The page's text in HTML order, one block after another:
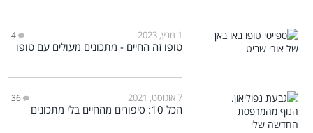
1 מרץ, 2023 4
טופו זה החיים - מתכונים מעולים עם טופו
7 אוגוסט, 2021 36
הכל 10: סיפורים מהחיים בלי מתכונים